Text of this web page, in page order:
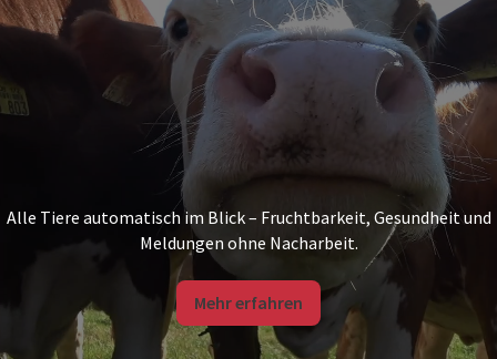
Alle Tiere automatisch im Blick – Fruchtbarkeit, Gesundheit und
Meldungen ohne Nacharbeit.
Mehr erfahren